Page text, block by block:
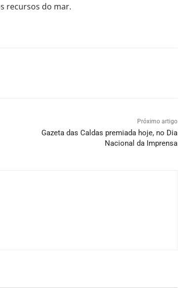
recursos do mar.
Próximo artigo
Gazeta das Caldas premiada hoje, no Dia
Nacional da Imprensa